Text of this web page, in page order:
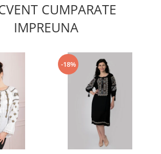
CUMPARATE
IMPREUNA
-18%